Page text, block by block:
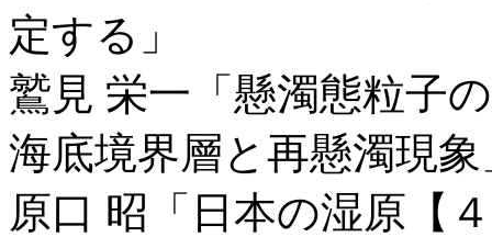
定する」
鷲見 栄一「懸濁態粒子
海底境界層と再懸濁現象
原口 昭「日本の湿原